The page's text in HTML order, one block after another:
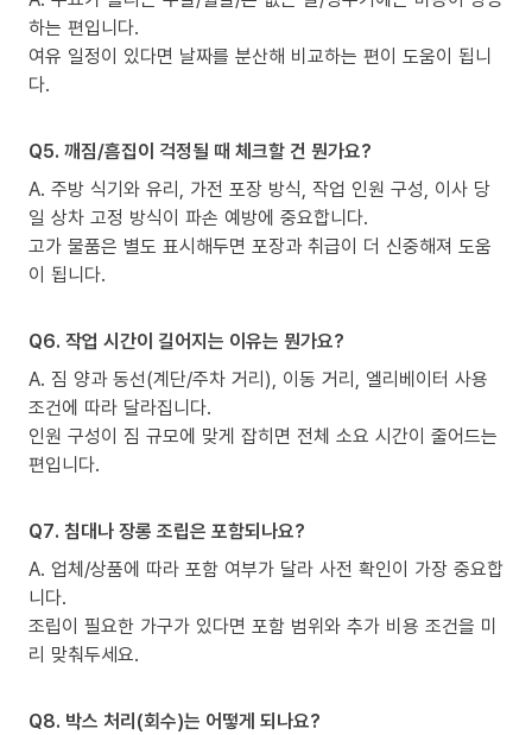
하는 편입니다.
여유 일정이 있다면 날짜를 분산해 비교하는 편이 도움이 됩니
다.
Q5. 깨짐/흠집이 걱정될 때 체크할 건 뭔가요?
A. 주방 식기와 유리, 가전 포장 방식, 작업 인원 구성, 이사 당
일 상차 고정 방식이 파손 예방에 중요합니다.
고가 물품은 별도 표시해두면 포장과 취급이 더 신중해져 도움
이 됩니다.
Q6. 작업 시간이 길어지는 이유는 뭔가요?
A. 짐 양과 동선(계단/주차 거리), 이동 거리, 엘리베이터 사용
조건에 따라 달라집니다.
인원 구성이 짐 규모에 맞게 잡히면 전체 소요 시간이 줄어드는
편입니다.
Q7. 침대나 장롱 조립은 포함되나요?
A. 업체/상품에 따라 포함 여부가 달라 사전 확인이 가장 중요합
니다.
조립이 필요한 가구가 있다면 포함 범위와 추가 비용 조건을 미
리 맞춰두세요.
Q8. 박스 처리(회수)는 어떻게 되나요?